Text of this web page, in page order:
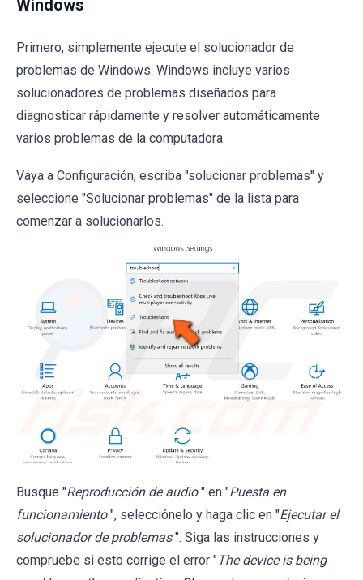
Windows
Primero, simplemente ejecute el solucionador de
problemas de Windows. Windows incluye varios
solucionadores de problemas diseñados para
diagnosticar rápidamente y resolver automáticamente
varios problemas de la computadora.
Vaya a Configuración, escriba "solucionar problemas" y
seleccione "Solucionar problemas" de la lista para
comenzar a solucionarlos.
Busque "Reproducción de audio " en "Puesta en
funcionamiento ", selecciónelo y haga clic en "Ejecutar el
solucionador de problemas ". Siga las instrucciones y
compruebe si esto corrige el error "The device is being